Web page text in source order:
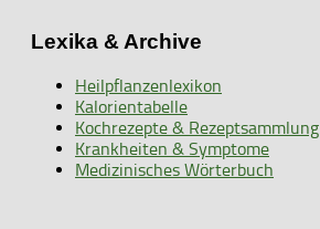
Lexika & Archive
Heilpflanzenlexikon
Kalorientabelle
Kochrezepte & Rezeptsammlung
Krankheiten & Symptome
Medizinisches Wörterbuch